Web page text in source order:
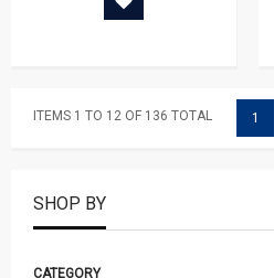
ITEMS 1 TO 12 OF 136 TOTAL 1
SHOP BY
CATEGORY